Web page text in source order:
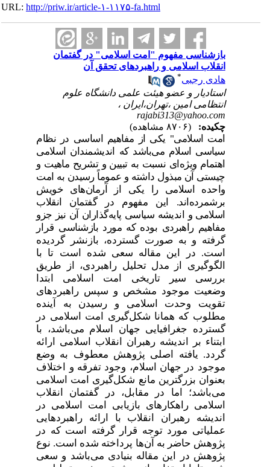
URL:http://priw.ir/article-۱-۱۱۷۵-fa.html
بازشناسی مفهوم "امت اسلامی" در گفتمان
انقلاب اسلامی و راهبردهای تحقق آن
هادی رجبی
استادیار و عضو هیئت علمی دانشگاه علوم
انتظامی امین ،تهران،ایران ،
rajabi313@yahoo.com
چکیده:
امت اسلامی" یکی از مفاهیم اساسی در نظام
سیاسی اسلام می‌باشد که اندیشمندان اسلامی
اهتمام ویژه‌ای نسبت به تبیین و تشریح ماهیت و
چیستی آن مبذول داشته‌ و عموماً رسیدن به امت
واحده اسلامی را یکی از آرمان‌های خویش
برشمرده‌اند. این مفهوم در گفتمان انقلاب
اسلامی و اندیشه سیاسی پایه‌گذاران آن نیز جزو
مفاهیم راهبردی بوده که مورد بازشناسی قرار
گرفته و به صورت گسترده، بازنشر گردیده
است. در این مقاله سعی شده است تا با
الگوگیری از مدل تحلیل راهبردی، از طریق
بررسی سیر تاریخی امت اسلامی ابتدا
وضعیت موجود مشخص و سپس راهبردهای
تقویت وحدت اسلامی و رسیدن به آینده
مطلوب که همانا شکل‌گیری امت اسلامی در
گسترده جغرافیایی جهان اسلام می‌باشد، با
ابتناء بر اندیشه رهبران انقلاب اسلامی ارائه
گردد. یافته اصلی پژوهش معطوف به وضع
موجود در جهان اسلام، وجود تفرقه و اختلاف
بعنوان بزرگترین مانع شکل‌گیری امت اسلامی
می‌باشد؛ اما در مقابل، در گفتمان انقلاب
اسلامی راهکارهای بازیابی امت اسلامی در
اندیشه رهبران انقلاب با ارائه راهبردهایی
عملیاتی مورد توجه قرار گرفته است که در
پژوهش حاضر به آن‌ها پرداخته شده است. نوع
پژوهش در این مقاله بنیادی می‌باشد و سعی